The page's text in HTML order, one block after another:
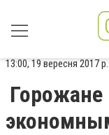
13:00, 19 вересня 2017 р.